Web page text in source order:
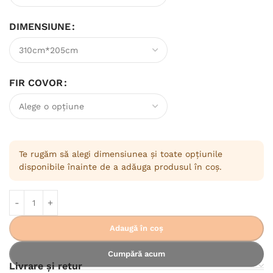
DIMENSIUNE
FIR COVOR
Te rugăm să alegi dimensiunea și toate opțiunile
disponibile înainte de a adăuga produsul în coș.
Adaugă în coș
Cumpără acum
Livrare și retur